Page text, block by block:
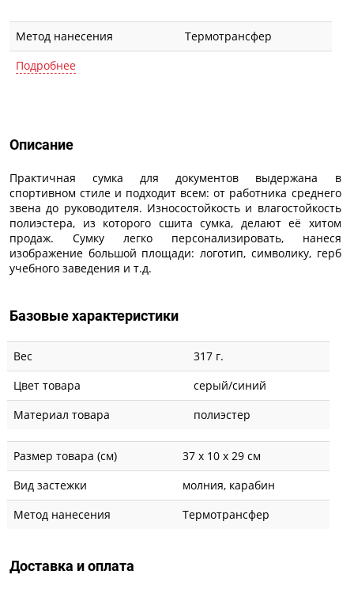
Метод нанесения
Термотрансфер
Подробнее
Описание
Практичная сумка для документов выдержана в
спортивном стиле и подходит всем: от работника среднего
звена до руководителя. Износостойкость и влагостойкость
полиэстера, из которого сшита сумка, делают её хитом
продаж. Сумку легко персонализировать, нанеся
изображение большой площади: логотип, символику, герб
учебного заведения и т.д.
Базовые характеристики
Вес
317 г.
Цвет товара
серый/синий
Материал товара
полиэстер
Размер товара (см)
37 х 10 х 29 см
Вид застежки
молния, карабин
Метод нанесения
Термотрансфер
Доставка и оплата